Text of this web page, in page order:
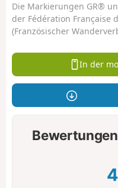
Die Markierungen GR®
der Fédération Française
(Französischer
In der